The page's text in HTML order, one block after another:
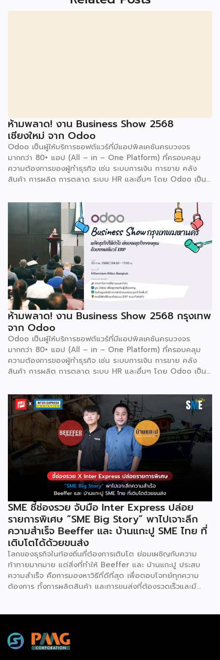
ห้ามพลาด! งาน Business Show 2568
เชียงใหม่ จาก Odoo
Odoo เป็นผู้ให้บริการซอฟต์แวร์ที่มีแอปพิลเคชันครบวงจร
มากกว่า 80+ แอป (All – in – One Platform) ที่ครอบคลุม
ความต้องการของผู้ทำธุรกิจ เช่น ระบบการเงิน การขาย คลัง
สินค้า การผลิต การตลาด ระบบ HR และอื่นๆ โดย Odoo เป็นผู้
เบลเยี่ยมให้บริการใน 19 แห่งทั่วโลก รวมถึงสหรัฐอเมริกา ฮ่องกง
อินโดนีเซีย และดูไบ ปัจจุบัน Odoo ให้บริการผู้ใช้งานในไทย
มากกว่า 4 แสนราย และมีผู้ใช้งานมากกว่า 6 ล้านคนทั่วเอเชีย ปีนี้
Odoo กลับมาจัดงาน Business Roadshow 2568 ภายใต้
Concept พลิกธุรกิจให้กำไร ต่อยอดธุรกิจของคุณด้วย
ซอฟต์แวร์ ERP ที่มาปลดล็อกทุกธุรกิจในประเทศไทยผ่านการนำ
เทคโนโลยีใหม่สุดล้ำ ยกระดับองค์กรของคุณไปสู่ระบบดิจิทัล
พร้อมกับโอกาสที่จะได้เข้ามาเป็นพาร์ทเนอร์ระดับมืออาชีพร่วมกับ
Odoo […]
ห้ามพลาด! งาน Business Show 2568 กรุงเทพ
จาก Odoo
Odoo เป็นผู้ให้บริการซอฟต์แวร์ที่มีแอปพิลเคชันครบวงจร
มากกว่า 80+ แอป (All – in – One Platform) ที่ครอบคลุม
ความต้องการของผู้ทำธุรกิจ เช่น ระบบการเงิน การขาย คลัง
สินค้า การผลิต การตลาด ระบบ HR และอื่นๆ โดย Odoo เป็นผู้
เบลเยี่ยมให้บริการใน 19 แห่งทั่วโลก รวมถึงสหรัฐอเมริกา ฮ่องกง
อินโดนีเซีย และดูไบ ปัจจุบัน Odoo ให้บริการผู้ใช้งานในไทย
มากกว่า 4 แสนราย และมีผู้ใช้งานมากกว่า 6 ล้านคนทั่วเอเชีย ปีนี้
Odoo กลับมาจัดงาน Business Roadshow 2568 ภายใต้
Concept พลิกธุรกิจให้กำไร ต่อยอดธุรกิจของคุณด้วย
ซอฟต์แวร์ ERP ที่มาปลดล็อกทุกธุรกิจในประเทศไทยผ่านการนำ
เทคโนโลยีใหม่สุดล้ำ ยกระดับองค์กรของคุณไปสู่ระบบดิจิทัล
พร้อมกับโอกาสที่จะได้เข้ามาเป็นพาร์ทเนอร์ระดับมืออาชีพร่วมกับ
SME ชี้ช่องรวย จับมือ Inter Express ปล่อย
รายการพิเศษ “SME Big Story” พาไปเจาะลึก
ความสำเร็จ Beeffer และ บ้านแกะปู SME ไทย ที่
เติบโตได้ด้วยขนส่ง
โลกของธุรกิจในท้องถิ่นที่ต้องการเติบโต ย่อมเผชิญกับความ
ท้าทายมากมาย แต่สิ่งที่ทำให้ Beeffer และ บ้านแกะปู ประสบ
ความสำเร็จ คือการมองหาวิธีที่ดีที่สุด เพื่อตอบโจทย์ทุกความ
ต้องการ ทั้งการผลิตสินค้า และการขนส่งที่ต้องรวดเร็วและมี
วัวในจังหวัดระยอง และขยายสู่การเป็นแบรนด์ที่ได้รับความนิยม
ทั่วประเทศ ความสำเร็จของ Beeffer ไม่ได้เกิดขึ้นจากแค่การมี